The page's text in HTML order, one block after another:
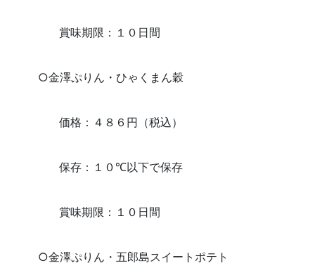
賞味期限：１０日間
○金澤ぷりん・ひゃくまん穀
価格：４８６円（税込）
保存：１０℃以下で保存
賞味期限：１０日間
○金澤ぷりん・五郎島スイートポテト